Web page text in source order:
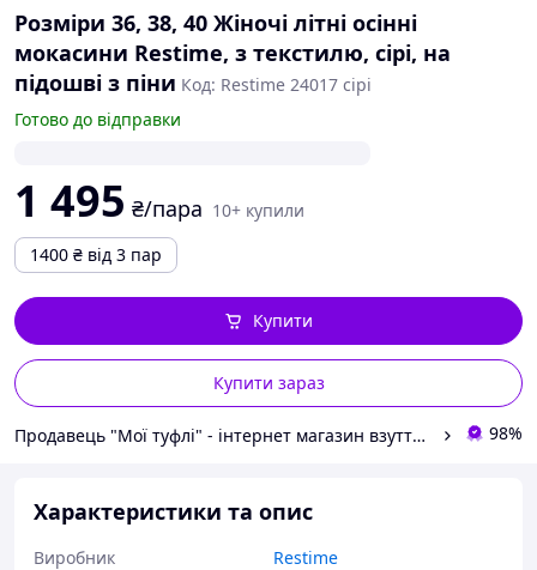
Розміри 36, 38, 40 Жіночі літні осінні
мокасини Restime, з текстилю, сірі, на
підошві з піни Код: Restime 24017 сірі
Готово до відправки
1 495 ₴/пара 10+ купили
1400 ₴ від 3 пар
Купити зараз
Купити
Продавець "Мої туфлі" - інтернет магазин взуття на всі випадки життя. 98%
Характеристики та опис
Виробник
Restime